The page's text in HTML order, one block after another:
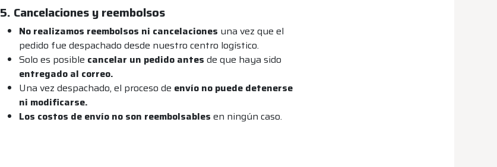
5. Cancelaciones y reembolsos
No realizamos reembolsos ni cancelaciones una vez que el
pedido fue despachado desde nuestro centro logístico.
Solo es posible cancelar un pedido antes de que haya sido
entregado al correo.
Una vez despachado, el proceso de envío no puede detenerse
ni modificarse.
Los costos de envío no son reembolsables en ningún caso.